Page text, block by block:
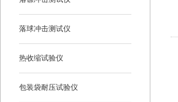
落球冲击测试仪
热收缩试验仪
包装袋耐压试验仪